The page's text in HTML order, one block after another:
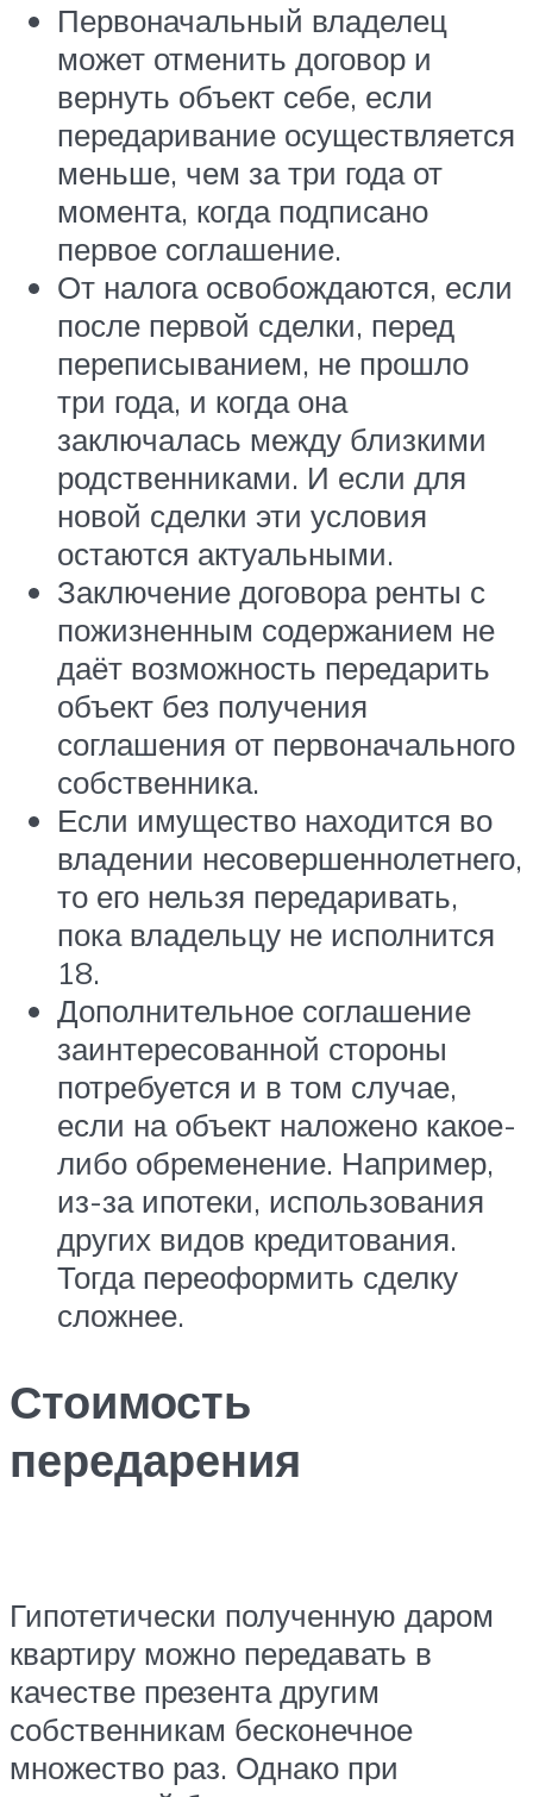
Первоначальный владелец
может отменить договор и
вернуть объект себе, если
передаривание осуществляется
меньше, чем за три года от
момента, когда подписано
первое соглашение.
От налога освобождаются, если
после первой сделки, перед
переписыванием, не прошло
три года, и когда она
заключалась между близкими
родственниками. И если для
новой сделки эти условия
остаются актуальными.
Заключение договора ренты с
пожизненным содержанием не
даёт возможность передарить
объект без получения
соглашения от первоначального
собственника.
Если имущество находится во
владении несовершеннолетнего,
то его нельзя передаривать,
пока владельцу не исполнится
18.
Дополнительное соглашение
заинтересованной стороны
потребуется и в том случае,
если на объект наложено какое-
либо обременение. Например,
из-за ипотеки, использования
других видов кредитования.
Тогда переоформить сделку
сложнее.
Стоимость
передарения
Гипотетически полученную даром
квартиру можно передавать в
качестве презента другим
собственникам бесконечное
множество раз. Однако при